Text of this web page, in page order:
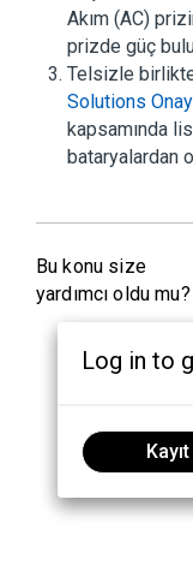
Akım (AC)
prizde güç
Telsizle birlikte
Solutions
kapsamında
bataryalardan
Bu konu size
yardımcı oldu mu?
Log in to